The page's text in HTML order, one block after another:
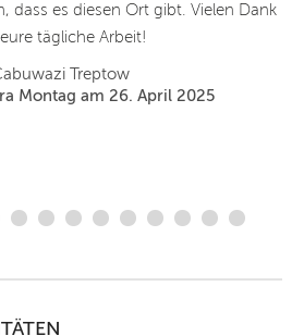
dass es diesen Ort gibt. Vielen Dank
tägliche Arbeit!
Treptow
Montag am 26. April 2025